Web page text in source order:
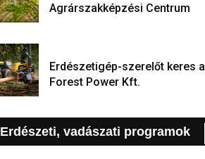
Agrárszakképzési Centrum
Erdészetigép-szerelőt keres a
Forest Power Kft.
Erdészeti, vadászati programok